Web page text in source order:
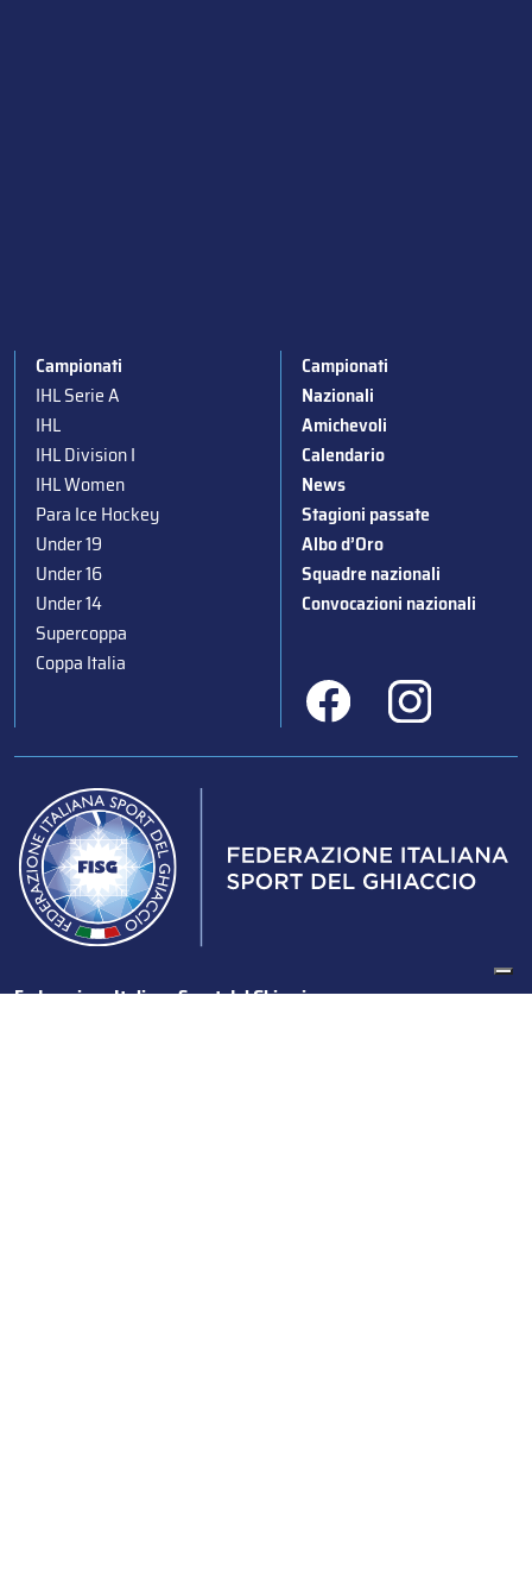
Campionati
IHL Serie A
IHL
IHL Division I
IHL Women
Para Ice Hockey
Under 19
Under 16
Under 14
Supercoppa
Coppa Italia
Campionati
Nazionali
Amichevoli
Calendario
News
Stagioni passate
Albo d’Oro
Squadre nazionali
Convocazioni nazionali
Federazione Italiana Sport del Ghiaccio